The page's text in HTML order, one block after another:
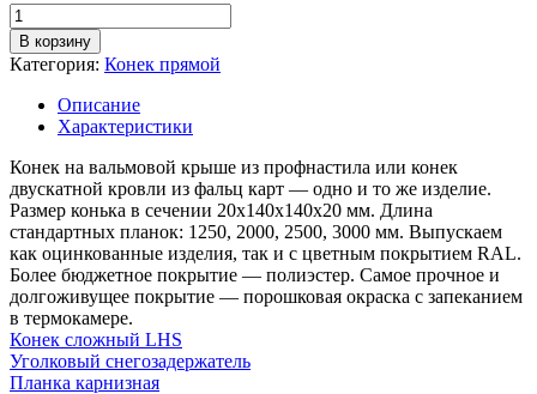
Количество
товара
Конек
прямой
металлический,
длина
планки
2
м,
толщина
металла
0,5
мм,
покрытие
RAL
(полиэстер)
В корзину
Категория: Конек прямой
Описание
Характеристики
Конек на вальмовой крыше из профнастила или конек
двускатной кровли из фальц карт — одно и то же изделие.
Размер конька в сечении 20х140х140х20 мм. Длина
стандартных планок: 1250, 2000, 2500, 3000 мм. Выпускаем
как оцинкованные изделия, так и с цветным покрытием RAL.
Более бюджетное покрытие — полиэстер. Самое прочное и
долгоживущее покрытие — порошковая окраска с запеканием
в термокамере.
Конек сложный LHS
Уголковый снегозадержатель
Планка карнизная